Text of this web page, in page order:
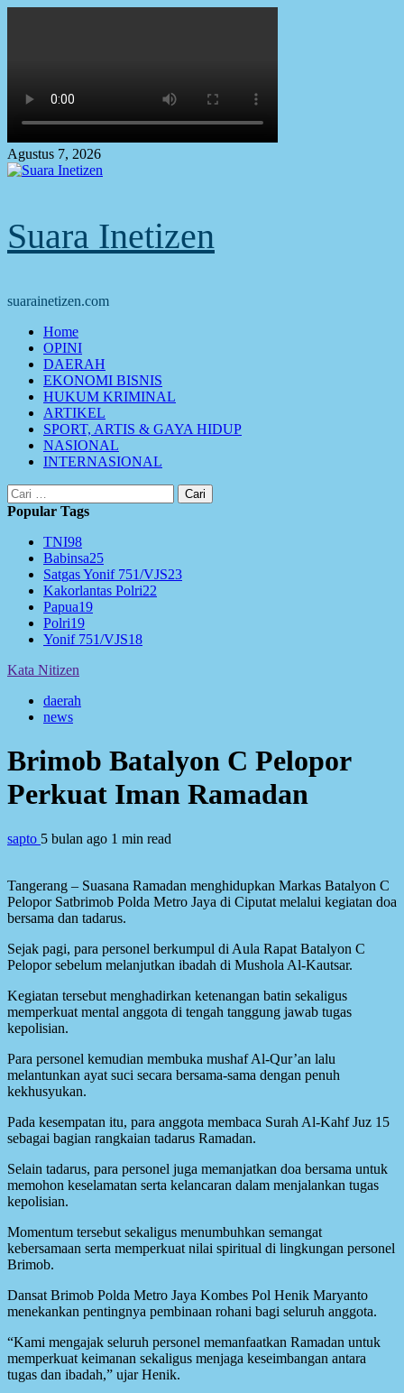
Agustus 7, 2026
Suara Inetizen
suarainetizen.com
Primary
Menu
Home
OPINI
DAERAH
EKONOMI BISNIS
HUKUM KRIMINAL
ARTIKEL
SPORT, ARTIS & GAYA HIDUP
NASIONAL
INTERNASIONAL
Cari
untuk:
Popular Tags
TNI98
Babinsa25
Satgas Yonif 751/VJS23
Kakorlantas Polri22
Papua19
Polri19
Yonif 751/VJS18
Kata Nitizen
daerah
news
Brimob Batalyon C Pelopor
Perkuat Iman Ramadan
sapto 5 bulan ago 1 min read
Tangerang – Suasana Ramadan menghidupkan Markas Batalyon C
Pelopor Satbrimob Polda Metro Jaya di Ciputat melalui kegiatan doa
bersama dan tadarus.
Sejak pagi, para personel berkumpul di Aula Rapat Batalyon C
Pelopor sebelum melanjutkan ibadah di Mushola Al-Kautsar.
Kegiatan tersebut menghadirkan ketenangan batin sekaligus
memperkuat mental anggota di tengah tanggung jawab tugas
kepolisian.
Para personel kemudian membuka mushaf Al-Qur’an lalu
melantunkan ayat suci secara bersama-sama dengan penuh
kekhusyukan.
Pada kesempatan itu, para anggota membaca Surah Al-Kahf Juz 15
sebagai bagian rangkaian tadarus Ramadan.
Selain tadarus, para personel juga memanjatkan doa bersama untuk
memohon keselamatan serta kelancaran dalam menjalankan tugas
kepolisian.
Momentum tersebut sekaligus menumbuhkan semangat
kebersamaan serta memperkuat nilai spiritual di lingkungan personel
Brimob.
Dansat Brimob Polda Metro Jaya Kombes Pol Henik Maryanto
menekankan pentingnya pembinaan rohani bagi seluruh anggota.
“Kami mengajak seluruh personel memanfaatkan Ramadan untuk
memperkuat keimanan sekaligus menjaga keseimbangan antara
tugas dan ibadah,” ujar Henik.